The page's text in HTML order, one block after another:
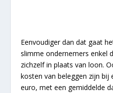
Eenvoudiger dan dat gaat
slimme ondernemers enkel
zichzelf in plaats van loon.
kosten van beleggen zijn bij
euro, met een gemiddelde